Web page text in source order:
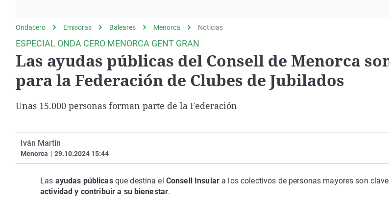
gato
Operación Viuda
Negra
Navarra
Ondacero Emisoras Baleares Menorca Noticias
ESPECIAL ONDA CERO MENORCA GENT GRAN
Las ayudas públicas del Consell de Menorca
para la Federación de Clubes de Jubilados
Unas 15.000 personas forman parte de la Federación
Iván Martín
Menorca | 29.10.2024 15:44
Las ayudas públicasque destina el Consell Insular a los colectivos de personas mayores son clave
actividad y contribuir a su bienestar.